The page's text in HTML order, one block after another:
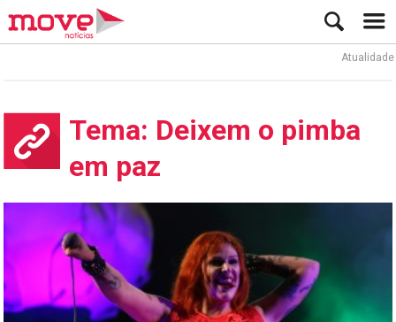
Atualidade
Tema: Deixem o pimba
em paz